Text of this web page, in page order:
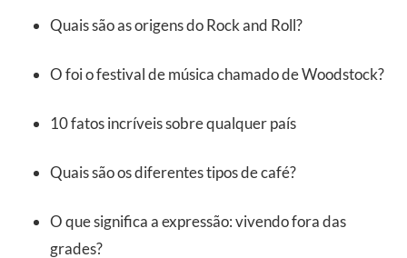
Quais são as origens do Rock and Roll?
O foi o festival de música chamado de Woodstock?
10 fatos incríveis sobre qualquer país
Quais são os diferentes tipos de café?
O que significa a expressão: vivendo fora das
grades?